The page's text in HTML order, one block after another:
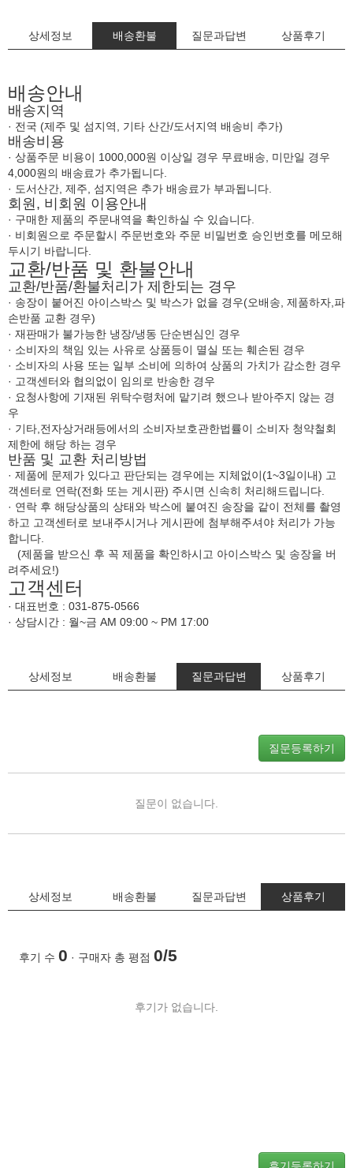
상세정보 배송환불 질문과답변 상품후기
배송안내
배송지역
· 전국 (제주 및 섬지역, 기타 산간/도서지역 배송비 추가)
배송비용
· 상품주문 비용이 1000,000원 이상일 경우 무료배송, 미만일 경우
4,000원의 배송료가 추가됩니다.
· 도서산간, 제주, 섬지역은 추가 배송료가 부과됩니다.
회원, 비회원 이용안내
· 구매한 제품의 주문내역을 확인하실 수 있습니다.
· 비회원으로 주문할시 주문번호와 주문 비밀번호 승인번호를 메모해
두시기 바랍니다.
교환/반품 및 환불안내
교환/반품/환불처리가 제한되는 경우
· 송장이 붙어진 아이스박스 및 박스가 없을 경우(오배송, 제품하자,파
손반품 교환 경우)
· 재판매가 불가능한 냉장/냉동 단순변심인 경우
· 소비자의 책임 있는 사유로 상품등이 멸실 또는 훼손된 경우
· 소비자의 사용 또는 일부 소비에 의하여 상품의 가치가 감소한 경우
· 고객센터와 협의없이 임의로 반송한 경우
· 요청사항에 기재된 위탁수령처에 맡기려 했으나 받아주지 않는 경
우
· 기타,전자상거래등에서의 소비자보호관한법률이 소비자 청약철회
제한에 해당 하는 경우
반품 및 교환 처리방법
· 제품에 문제가 있다고 판단되는 경우에는 지체없이(1~3일이내) 고
객센터로 연락(전화 또는 게시판) 주시면 신속히 처리해드립니다.
· 연락 후 해당상품의 상태와 박스에 붙여진 송장을 같이 전체를 촬영
하고 고객센터로 보내주시거나 게시판에 첨부해주셔야 처리가 가능
합니다.
(제품을 받으신 후 꼭 제품을 확인하시고 아이스박스 및 송장을 버
려주세요!)
고객센터
· 대표번호 : 031-875-0566
· 상담시간 : 월~금 AM 09:00 ~ PM 17:00
상세정보 배송환불 질문과답변 상품후기
질문등록하기
질문이 없습니다.
상세정보 배송환불 질문과답변 상품후기
후기 수 0 · 구매자 총 평점 0/5
후기가 없습니다.